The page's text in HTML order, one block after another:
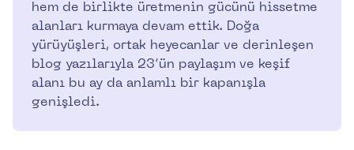
hem de birlikte üretmenin gücünü hissetme
alanları kurmaya devam ettik. Doğa
yürüyüşleri, ortak heyecanlar ve derinleşen
blog yazılarıyla 23’ün paylaşım ve keşif
alanı bu ay da anlamlı bir kapanışla
genişledi.